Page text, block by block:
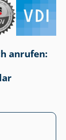
anrufen: